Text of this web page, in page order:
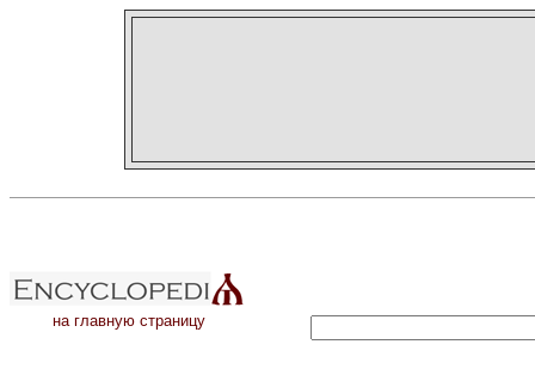
на главную страницу